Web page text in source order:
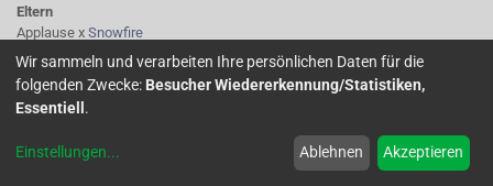
Eltern
Applause x Snowfire
Tubus
dunkelrosa, kurz
Sepalen
breit und lang, hoch gebogen, pink bis hellrosa
rosa bis korallenrot  gefüllt
Wir sammeln und verarbeiten Ihre persönlichen Daten für die
folgenden Zwecke: Besucher Wiedererkennung/Statistiken,
Essentiell .
Einstellungen... Ablehnen Akzeptieren